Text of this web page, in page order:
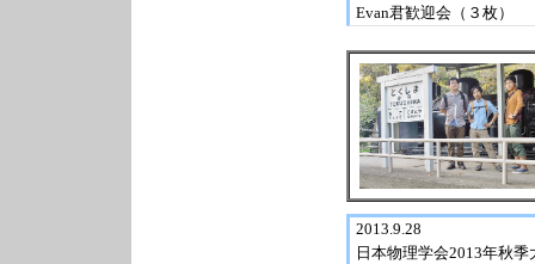
Evan君歓迎会（３枚）
2013.9.28
日本物理学会2013年秋季